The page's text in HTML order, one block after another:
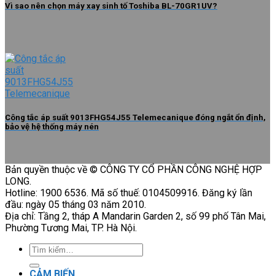
Vì sao nên chọn máy xay sinh tố Toshiba BL-70GR1UV?
Công tắc áp suất 9013FHG54J55 Telemecanique đóng ngắt ổn định,
bảo vệ hệ thống máy nén
Bản quyền thuộc về © CÔNG TY CỔ PHẦN CÔNG NGHỆ HỢP
LONG.
Hotline: 1900 6536. Mã số thuế: 0104509916. Đăng ký lần
đầu: ngày 05 tháng 03 năm 2010.
Địa chỉ: Tầng 2, tháp A Mandarin Garden 2, số 99 phố Tân Mai,
Phường Tương Mai, TP. Hà Nội.
Tìm
kiếm:
CẢM BIẾN